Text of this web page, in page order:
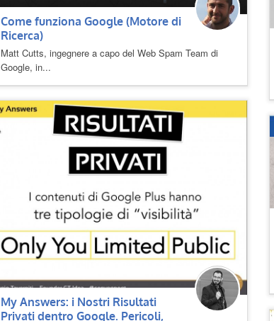
Come funziona Google (Motore di
Ricerca)
Matt Cutts, ingegnere a capo del Web Spam Team di
Google, in...
My Answers: i Nostri Risultati
Privati dentro Google. Pericoli,